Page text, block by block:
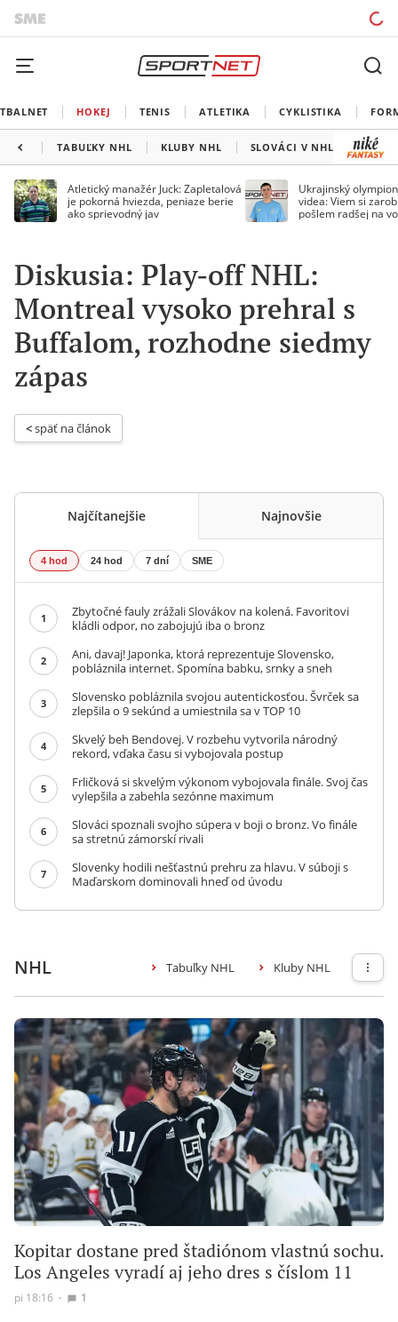
HOKEJ TENIS ATLETIKA CYKLISTIKA
TABUĽKY NHL KLUBY NHL SLOVÁCI V NHL
Atletický manažér Juck: Zapletalová
je pokorná hviezda, peniaze berie
ako sprievodný jav
Ukrajinský
videa: Viem si
pošlem radšej na
Diskusia: Play-off NHL:
Montreal vysoko prehral s
Buffalom, rozhodne siedmy
zápas
< späť na článok
Najčítanejšie Najnovšie
4 hod 24 hod 7 dní SME
1
Zbytočné fauly zrážali Slovákov na kolená. Favoritovi
kládli odpor, no zabojujú iba o bronz
2
Ani, davaj! Japonka, ktorá reprezentuje Slovensko,
pobláznila internet. Spomína babku, srnky a sneh
3
Slovensko pobláznila svojou autentickosťou. Švrček sa
zlepšila o 9 sekúnd a umiestnila sa v TOP 10
4
Skvelý beh Bendovej. V rozbehu vytvorila národný
rekord, vďaka času si vybojovala postup
5
Frličková si skvelým výkonom vybojovala finále. Svoj čas
vylepšila a zabehla sezónne maximum
6
Slováci spoznali svojho súpera v boji o bronz. Vo finále
sa stretnú zámorskí rivali
7
Slovenky hodili nešťastnú prehru za hlavu. V súboji s
Maďarskom dominovali hneď od úvodu
NHL Tabuľky NHL Kluby NHL
Kopitar dostane pred štadiónom vlastnú sochu.
Los Angeles vyradí aj jeho dres s číslom 11
pi 18:16 ∙ 1